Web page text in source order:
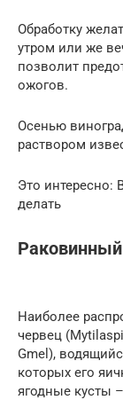
Обработку
утром или же
позволит
ожогов.
Осенью
раствором
Это интересно:
делать
Наиболее
червец
Gmel),
которых его
ягодные кусты